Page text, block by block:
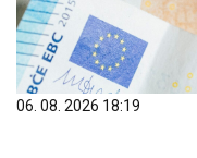
06. 08. 2026 18:19